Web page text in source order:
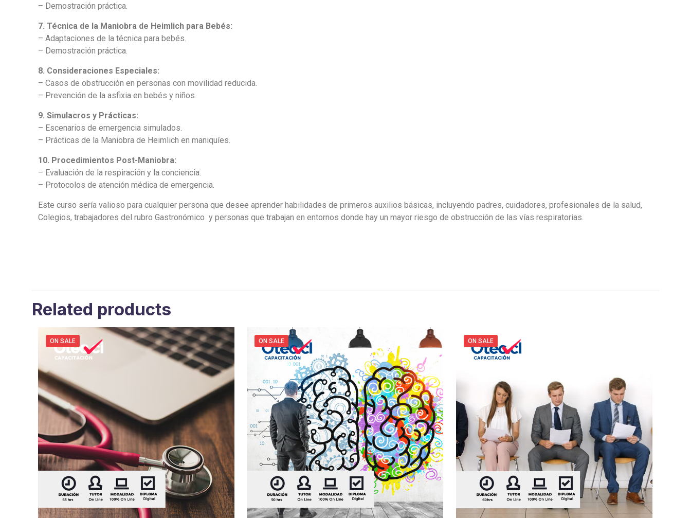
– Demostración práctica.
7. Técnica de la Maniobra de Heimlich para Bebés:
– Adaptaciones de la técnica para bebés.
– Demostración práctica.
8. Consideraciones Especiales:
– Casos de obstrucción en personas con movilidad reducida.
– Prevención de la asfixia en bebés y niños.
9. Simulacros y Prácticas:
– Escenarios de emergencia simulados.
– Prácticas de la Maniobra de Heimlich en maniquíes.
10. Procedimientos Post-Maniobra:
– Evaluación de la respiración y la conciencia.
– Protocolos de atención médica de emergencia.
Este curso sería valioso para cualquier persona que desee aprender habilidades de primeros auxilios básicas, incluyendo padres, cuidadores, profesionales de la salud,
Colegios, trabajadores del rubro Gastronómico y personas que trabajan en entornos donde hay un mayor riesgo de obstrucción de las vías respiratorias.
Related products
ON SALE ON SALE ON SALE